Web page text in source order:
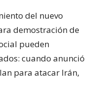
del nuevo
demostración de
pueden
cuando anunció
para atacar Irán,